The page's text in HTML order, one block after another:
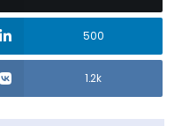
500
1.2k